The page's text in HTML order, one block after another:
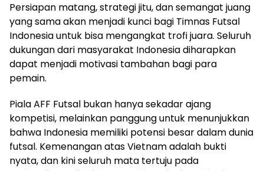
Persiapan matang, strategi jitu, dan semangat juang
yang sama akan menjadi kunci bagi Timnas Futsal
Indonesia untuk bisa mengangkat trofi juara. Seluruh
dukungan dari masyarakat Indonesia diharapkan
dapat menjadi motivasi tambahan bagi para
pemain.
Piala AFF Futsal bukan hanya sekadar ajang
kompetisi, melainkan panggung untuk menunjukkan
bahwa Indonesia memiliki potensi besar dalam dunia
futsal. Kemenangan atas Vietnam adalah bukti
nyata, dan kini seluruh mata tertuju pada